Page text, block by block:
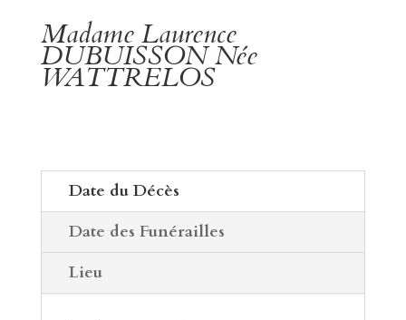
Madame Laurence
DUBUISSON Née
WATTRELOS
Date du Décès
Date des Funérailles
Lieu